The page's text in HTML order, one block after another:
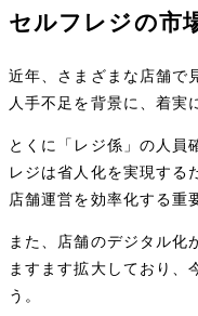
セルフレジの市
近年、さまざまな店舗で
人手不足を背景に、着実
とくに「レジ係」の人員
レジは省人化を実現する
店舗運営を効率化する重
また、店舗のデジタル化
ますます拡大しており、
う。